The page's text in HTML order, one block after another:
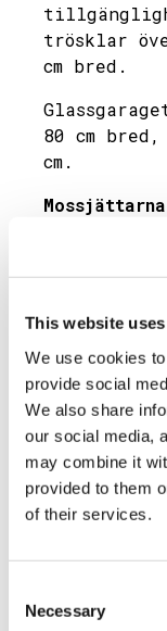
This website
We use cookies
provide social
We also share
our social media,
may combine it
provided to them
of their services.
Selection
Necessary
trösklar
cm bred.
80 cm
cm.
Mossjättarna
på
verken är
Vid Södra
över
måttkraven
skylt med
INOMHUS